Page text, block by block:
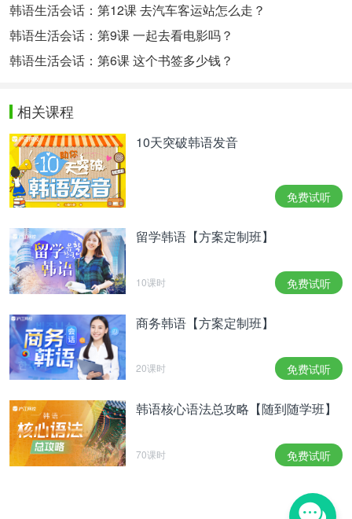
시청등급: 15세 이상 시청가
연출: 김석윤
극본: 이남규, 김수진
출연: 김혜자, 손석구, 한지민, 이정은, 천호진, 류덕
作品类型：浪漫喜剧、奇幻、人性情感
播出时间：2025.4.19~
播出时段：周六晚10:40，周日晚10:30
首播电视台：JTBC
收看等级：15岁以上可观看
编剧：李南奎、金秀珍
主演：金惠子、孙锡久、韩志旼、李姃垠、千虎珍、
柳德焕
천국보다 아름다운 줄거리
《比天堂还美丽》剧情简介
동네 사람들을 대상으로 활동 중인 소액 일수꾼 ‘이
새 나는 방법으로 일수를 하고 있었지만, 여전히 동
韩语生活会话：第12课 去汽车客运站怎么走？
韩语生活会话：第9课 一起去看电影吗？
韩语生活会话：第6课 这个书签多少钱？
相关课程
10天突破韩语发音
免费试听
留学韩语【方案定制班】
10课时 免费试听
商务韩语【方案定制班】
20课时 免费试听
韩语核心语法总攻略【随到随学班】
70课时 免费试听